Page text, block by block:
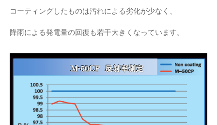
コーティングしたものは汚れによる劣化が少なく、
降雨による発電量の回復も若干大きくなっています。